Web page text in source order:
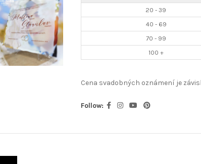
20 - 39
40 - 69
70 - 99
100 +
Cena svadobných oznámení je
Follow: